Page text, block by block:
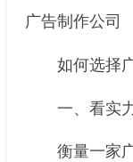
广告制作公司
如何选择广
一、看实
衡量一家广